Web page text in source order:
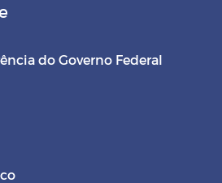
do Governo Federal